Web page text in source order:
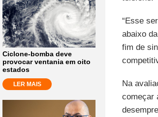
Ciclone-bomba deve
provocar ventania em oito
estados
LER MAIS
“Esse
abaixo
fim de
Na
começar